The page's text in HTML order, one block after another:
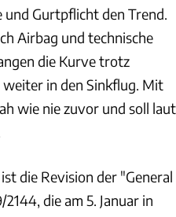
Gurtpflicht den Trend.
Airbag und technische
die Kurve trotz
in den Sinkflug. Mit
wie nie zuvor und soll laut
die Revision der "General
die am 5. Januar in